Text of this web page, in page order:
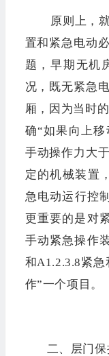
原则上，
置和紧急电动
题，早期无机
况，既无紧急
厢，因为当时
确“如果向上
手动操作力大
定的机械装置
急电动运行控
更重要的是对
手动紧急操作
和A1.2.3.8紧
作”一个项目。
二、层门